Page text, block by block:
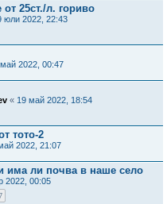
25ст./л. гориво
юли 2022, 22:43
2022, 00:47
« 19 май 2022, 18:54
тото-2
2022, 21:07
има ли почва в наше село
2022, 00:05